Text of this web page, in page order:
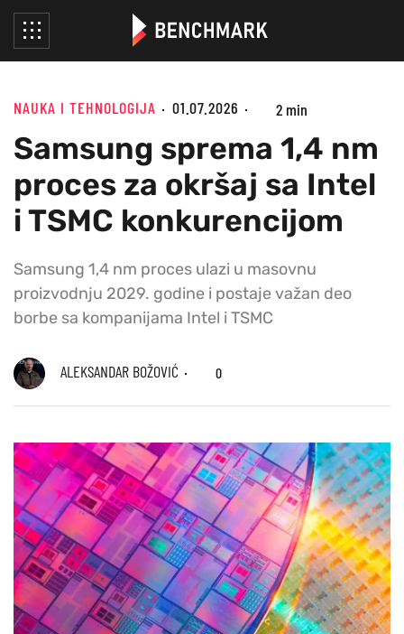
NAUKA I TEHNOLOGIJA 01.07.2026 2 min
Samsung sprema 1,4 nm
proces za okršaj sa Intel
i TSMC konkurencijom
Samsung 1,4 nm proces ulazi u masovnu
proizvodnju 2029. godine i postaje važan deo
borbe sa kompanijama Intel i TSMC
ALEKSANDAR BOŽOVIĆ 0